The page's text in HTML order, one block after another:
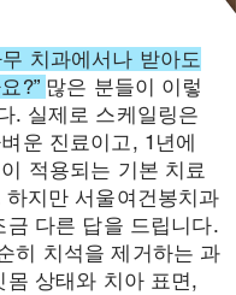
치과에서나 받아도
?” 많은 분들이 이렇
. 실제로 스케일링은
운 진료이고, 1년에
적용되는 기본 치료
하지만 서울여건봉치과
금 다른 답을 드립니다.
히 치석을 제거하는 과
몸 상태와 치아 표면,